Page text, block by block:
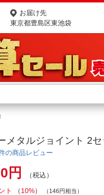
お届け先
東京都豊島区東池袋
品をさがす
ンキングからさがす
テゴリ一覧からさがす
お客様サポート
メタルジョイント 2
の商品レビュー
円
（税込）
ト （10%） （146円相当）